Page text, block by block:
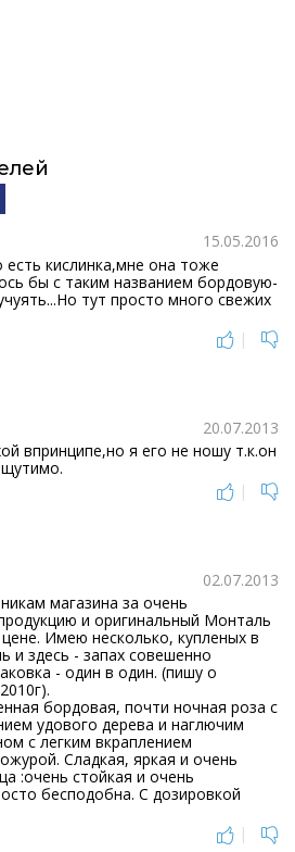
15.05.2016
есть кислинка,мне она тоже
бы с таким названием бордовую-
тут просто много свежих
|
20.07.2013
впринципе,но я его не ношу т.к.он
|
02.07.2013
магазина за очень
и оригинальный Монталь
Имею несколько, купленых в
и здесь - запах совешенно
- один в один. (пишу о
бордовая, почти ночная роза с
удового дерева и наглючим
с легким вкраплением
Сладкая, яркая и очень
:очень стойкая и очень
бесподобна. С дозировкой
|